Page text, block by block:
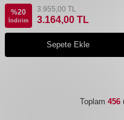
%20
İndirim
3.955,00 TL
3.164,00 TL
Sepete Ekle
Toplam 456